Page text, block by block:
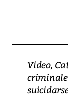
Video,